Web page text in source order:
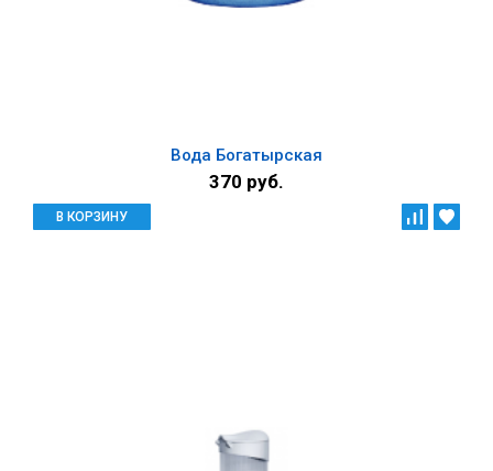
Вода Богатырская
370 руб.
В КОРЗИНУ